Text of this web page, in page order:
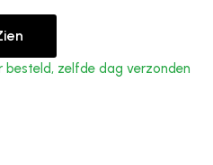
besteld, zelfde dag verzonden